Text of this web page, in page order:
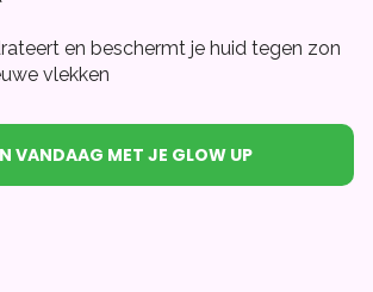
en beschermt je huid tegen zon
vlekken
VANDAAG MET JE GLOW UP